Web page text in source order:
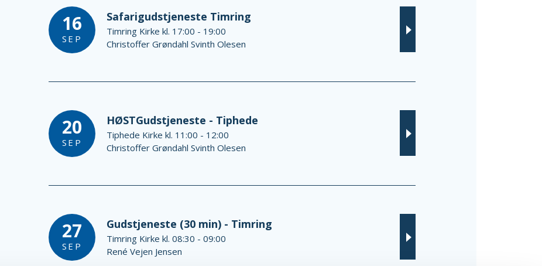
16
SEP
Safarigudstjeneste Timring
Timring Kirke kl. 17:00 - 19:00
Christoffer Grøndahl Svinth Olesen
20
SEP
HØSTGudstjeneste - Tiphede
Tiphede Kirke kl. 11:00 - 12:00
Christoffer Grøndahl Svinth Olesen
27
SEP
Gudstjeneste (30 min) - Timring
Timring Kirke kl. 08:30 - 09:00
René Vejen Jensen